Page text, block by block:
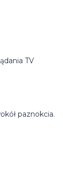
TV
paznokcia.